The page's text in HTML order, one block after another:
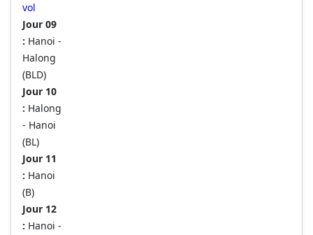
vol
Jour 09
: Hanoi -
Halong
(BLD)
Jour 10
: Halong
- Hanoi
(BL)
Jour 11
: Hanoi
(B)
Jour 12
: Hanoi -